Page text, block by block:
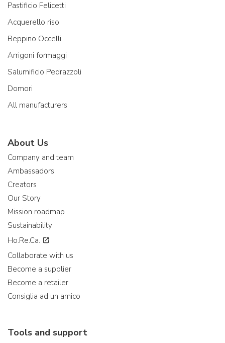
Pastificio Felicetti
Acquerello riso
Beppino Occelli
Arrigoni formaggi
Salumificio Pedrazzoli
Domori
All manufacturers
About Us
Company and team
Ambassadors
Creators
Our Story
Mission roadmap
Sustainability
Ho.Re.Ca.
Collaborate with us
Become a supplier
Become a retailer
Consiglia ad un amico
Tools and support